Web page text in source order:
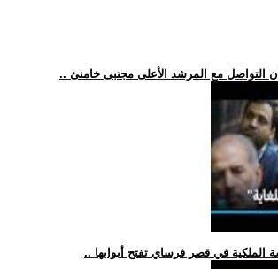
إن التواصل مع المرشد الأعلى مجتبى خامنئ
الملكية في قصر فرساي تفتح أبوابها